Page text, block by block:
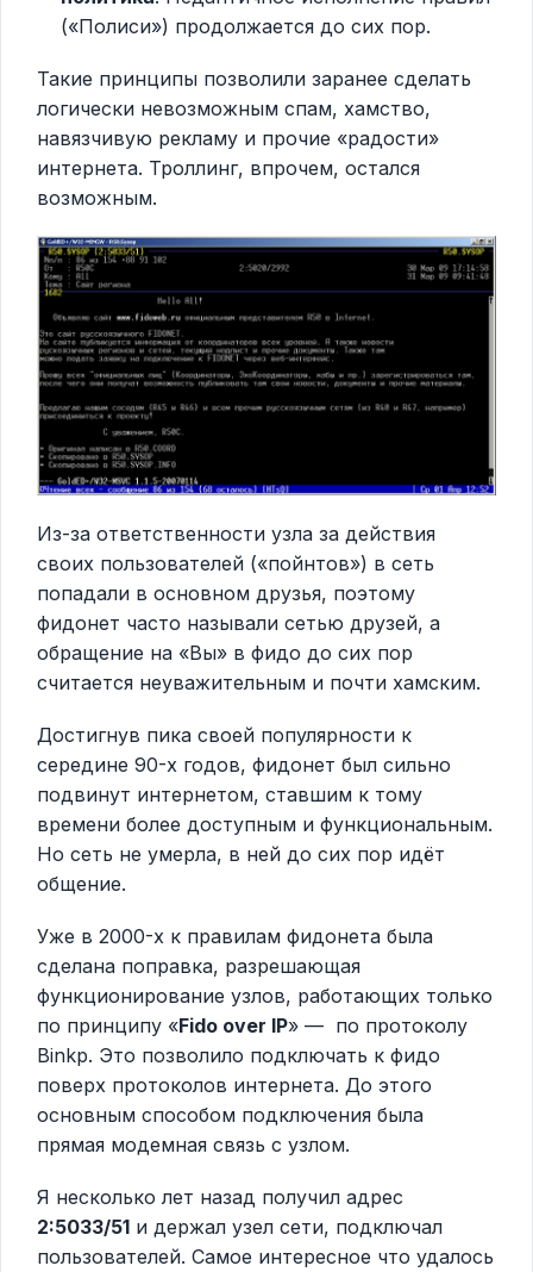
(«Полиси») продолжается до сих пор.
Такие принципы позволили заранее сделать
логически невозможным спам, хамство,
навязчивую рекламу и прочие «радости»
интернета. Троллинг, впрочем, остался
возможным.
Из-за ответственности узла за действия
своих пользователей («пойнтов») в сеть
попадали в основном друзья, поэтому
фидонет часто называли сетью друзей, а
обращение на «Вы» в фидо до сих пор
считается неуважительным и почти хамским.
Достигнув пика своей популярности к
середине 90-х годов, фидонет был сильно
подвинут интернетом, ставшим к тому
времени более доступным и функциональным.
Но сеть не умерла, в ней до сих пор идёт
общение.
Уже в 2000-х к правилам фидонета была
сделана поправка, разрешающая
функционирование узлов, работающих только
по принципу «Fido over IP» — по протоколу
Binkp. Это позволило подключать к фидо
поверх протоколов интернета. До этого
основным способом подключения была
прямая модемная связь с узлом.
Я несколько лет назад получил адрес
2:5033/51 и держал узел сети, подключал
пользователей. Самое интересное что удалось